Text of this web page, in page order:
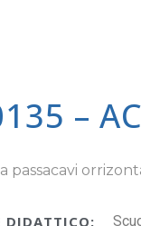
–
passacavi
DIDATTICO: